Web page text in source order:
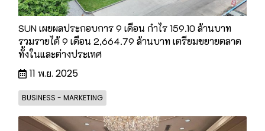
SUN เผยผลประกอบการ 9 เดือน กำไร 159.10 ล้านบาท
รวมรายได้ 9 เดือน 2,664.79 ล้านบาท เตรียมขยายตลาด
ทั้งในและต่างประเทศ
11 พ.ย. 2025
BUSINESS - MARKETING